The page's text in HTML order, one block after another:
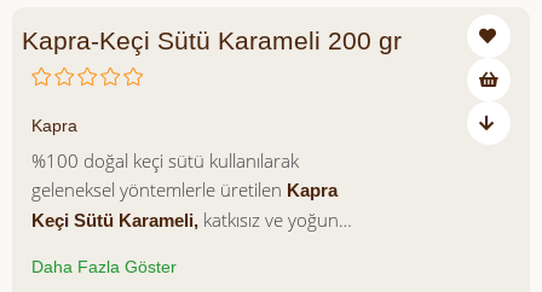
Kapra-Keçi Sütü Karameli 200 gr
Kapra
%100 doğal keçi sütü kullanılarak
geleneksel yöntemlerle üretilen Kapra
Keçi Sütü Karameli, katkısız ve yoğun
deneyimi sunar. Rafine şeker, yapay
Daha Fazla Göster